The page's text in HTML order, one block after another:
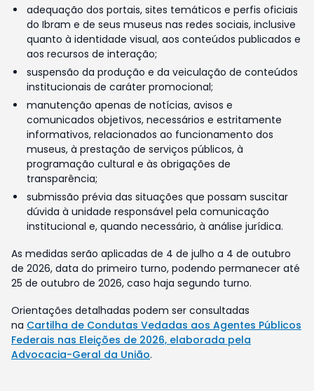
adequação dos portais, sites temáticos e perfis oficiais
do Ibram e de seus museus nas redes sociais, inclusive
quanto à identidade visual, aos conteúdos publicados e
aos recursos de interação;
suspensão da produção e da veiculação de conteúdos
institucionais de caráter promocional;
manutenção apenas de notícias, avisos e
comunicados objetivos, necessários e estritamente
informativos, relacionados ao funcionamento dos
museus, à prestação de serviços públicos, à
programação cultural e às obrigações de
transparência;
submissão prévia das situações que possam suscitar
dúvida à unidade responsável pela comunicação
institucional e, quando necessário, à análise jurídica.
As medidas serão aplicadas de 4 de julho a 4 de outubro
de 2026, data do primeiro turno, podendo permanecer até
25 de outubro de 2026, caso haja segundo turno.
Orientações detalhadas podem ser consultadas
na Cartilha de Condutas Vedadas aos Agentes Públicos
Federais nas Eleições de 2026, elaborada pela
Advocacia-Geral da União.